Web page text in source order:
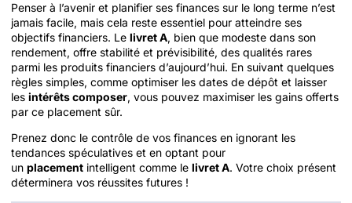
Penser à l’avenir et planifier ses finances sur le long terme n’est
jamais facile, mais cela reste essentiel pour atteindre ses
objectifs financiers. Le livret A, bien que modeste dans son
rendement, offre stabilité et prévisibilité, des qualités rares
parmi les produits financiers d’aujourd’hui. En suivant quelques
règles simples, comme optimiser les dates de dépôt et laisser
les intérêts composer, vous pouvez maximiser les gains offerts
par ce placement sûr.
Prenez donc le contrôle de vos finances en ignorant les
tendances spéculatives et en optant pour
un placement intelligent comme le livret A. Votre choix présent
déterminera vos réussites futures !